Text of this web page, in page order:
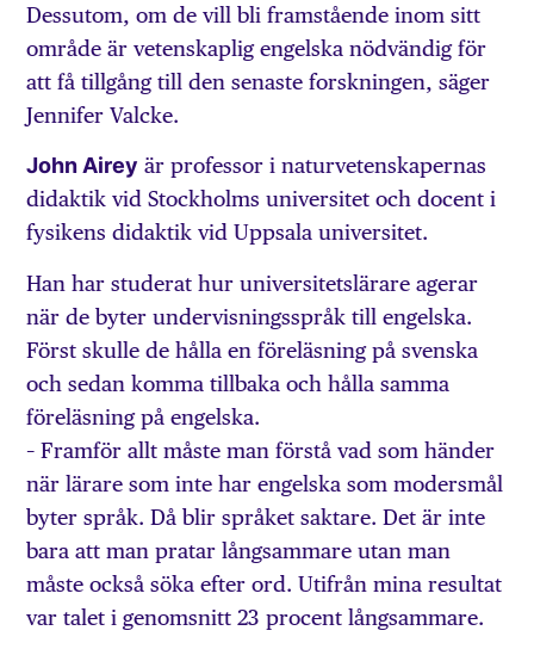
Dessutom, om de vill bli framstående inom sitt
område är vetenskaplig engelska nödvändig för
att få tillgång till den senaste forskningen, säger
Jennifer Valcke.
John Airey är professor i naturvetenskapernas
didaktik vid Stockholms universitet och docent i
fysikens didaktik vid Uppsala universitet.
Han har studerat hur universitetslärare agerar
när de byter undervisningsspråk till engelska.
Först skulle de hålla en föreläsning på svenska
och sedan komma tillbaka och hålla samma
föreläsning på engelska.
– Framför allt måste man förstå vad som händer
när lärare som inte har engelska som modersmål
byter språk. Då blir språket saktare. Det är inte
bara att man pratar långsammare utan man
måste också söka efter ord. Utifrån mina resultat
var talet i genomsnitt 23 procent långsammare.